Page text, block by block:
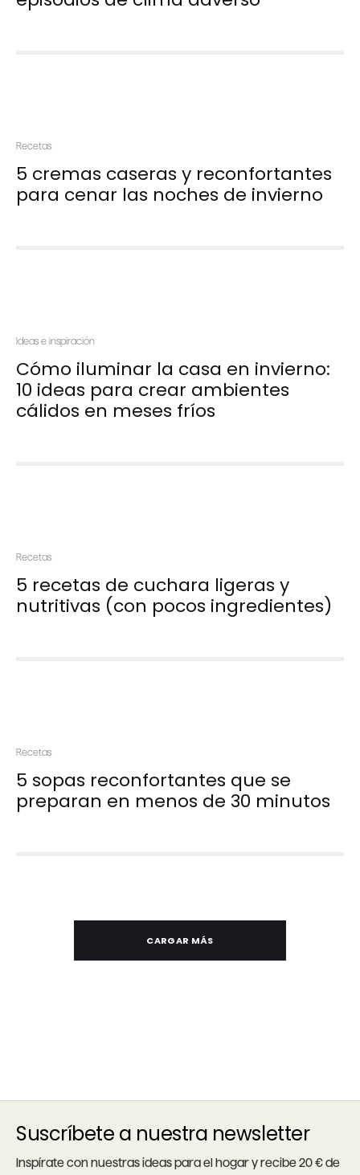
Recetas
5 cremas caseras y reconfortantes
para cenar las noches de invierno
Ideas e inspiración
Cómo iluminar la casa en invierno:
10 ideas para crear ambientes
cálidos en meses fríos
Recetas
5 recetas de cuchara ligeras y
nutritivas (con pocos ingredientes)
Recetas
5 sopas reconfortantes que se
preparan en menos de 30 minutos
CARGAR MÁS
Suscríbete a nuestra newsletter
Inspírate con nuestras ideas para el hogar y recibe 20 € de